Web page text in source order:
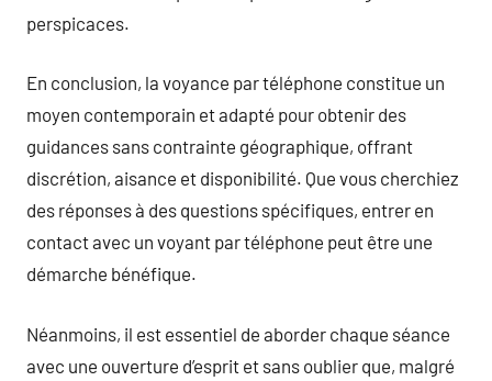
perspicaces.
En conclusion, la voyance par téléphone constitue un
moyen contemporain et adapté pour obtenir des
guidances sans contrainte géographique, offrant
discrétion, aisance et disponibilité. Que vous cherchiez
des réponses à des questions spécifiques, entrer en
contact avec un voyant par téléphone peut être une
démarche bénéfique.
Néanmoins, il est essentiel de aborder chaque séance
avec une ouverture d’esprit et sans oublier que, malgré